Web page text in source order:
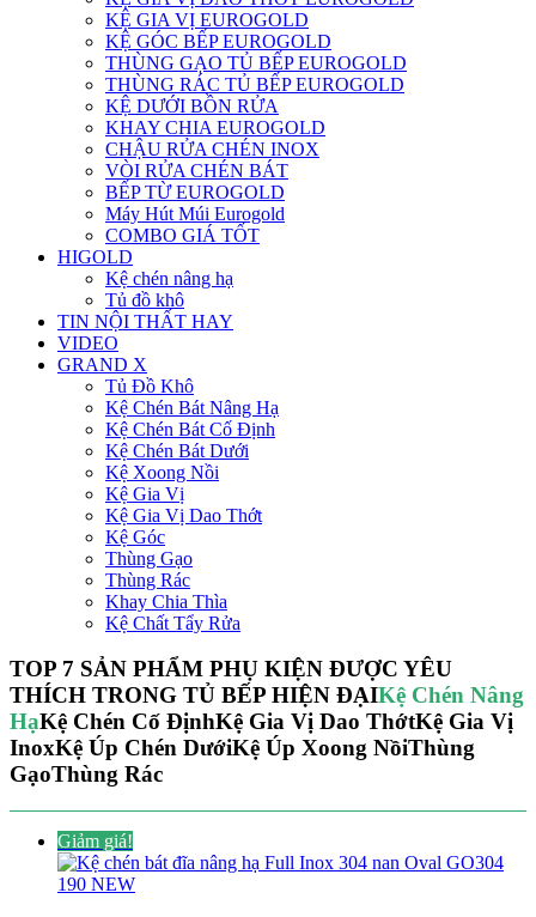
KỆ GIA VỊ EUROGOLD
KỆ GÓC BẾP EUROGOLD
THÙNG GẠO TỦ BẾP EUROGOLD
THÙNG RÁC TỦ BẾP EUROGOLD
KỆ DƯỚI BỒN RỬA
KHAY CHIA EUROGOLD
CHẬU RỬA CHÉN INOX
VÒI RỬA CHÉN BÁT
BẾP TỪ EUROGOLD
Máy Hút Múi Eurogold
COMBO GIÁ TỐT
HIGOLD
Kệ chén nâng hạ
Tủ đồ khô
TIN NỘI THẤT HAY
VIDEO
GRAND X
Tủ Đồ Khô
Kệ Chén Bát Nâng Hạ
Kệ Chén Bát Cố Định
Kệ Chén Bát Dưới
Kệ Xoong Nồi
Kệ Gia Vị
Kệ Gia Vị Dao Thớt
Kệ Góc
Thùng Gạo
Thùng Rác
Khay Chia Thìa
Kệ Chất Tẩy Rửa
TOP 7 SẢN PHẨM PHỤ KIỆN ĐƯỢC YÊU
THÍCH TRONG TỦ BẾP HIỆN ĐẠIKệ Chén Nâng
HạKệ Chén Cố ĐịnhKệ Gia Vị Dao ThớtKệ Gia Vị
InoxKệ Úp Chén DướiKệ Úp Xoong NồiThùng
GạoThùng Rác
Giảm giá!